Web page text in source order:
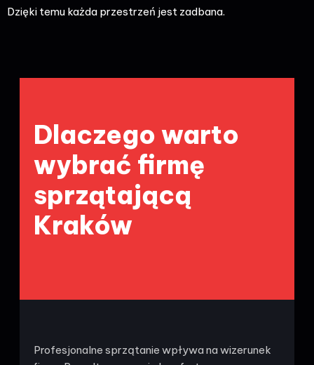
Dzięki temu każda przestrzeń jest zadbana.
Dlaczego warto
wybrać firmę
sprzątającą
Kraków
Profesjonalne sprzątanie wpływa na wizerunek